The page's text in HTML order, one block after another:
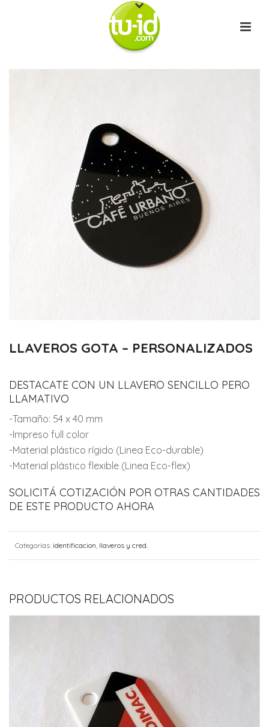
LLAVEROS GOTA – PERSONALIZADOS
DESTACATE CON UN LLAVERO SENCILLO PERO
LLAMATIVO
-Tamaño: 54 x 40 mm
-Impreso full color
-Material plástico rígido (Linea Eco-durable)
-Material plástico flexible (Linea Eco-flex)
SOLICITÁ COTIZACIÓN POR OTRAS CANTIDADES
DE ESTE PRODUCTO AHORA
Categorías: identificacion, llaveros y cred.
PRODUCTOS RELACIONADOS